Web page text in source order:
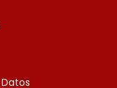
Datos